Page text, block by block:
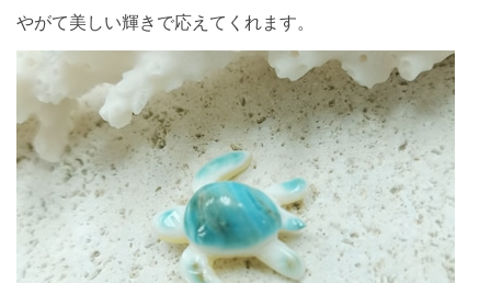
やがて美しい輝きで応えてくれます。